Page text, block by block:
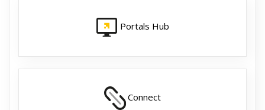
Portals Hub
Connect